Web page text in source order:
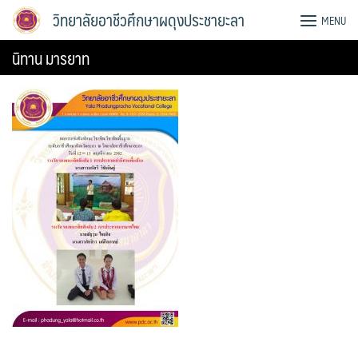
Skip
วิทยาลัยอาชีวศึกษาผดุงประชายะลา MENU
นิทาน มารยาท